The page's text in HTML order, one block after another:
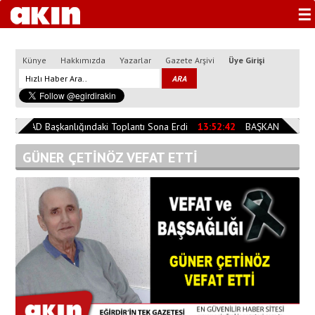
☰
Künye Hakkımızda Yazarlar Gazete Arşivi Üye Girişi
AFAD Başkanlığındaki Toplantı Sona Erdi 13:52:42 BAŞKAN ÖZER
GÜNER ÇETİNÖZ VEFAT ETTİ